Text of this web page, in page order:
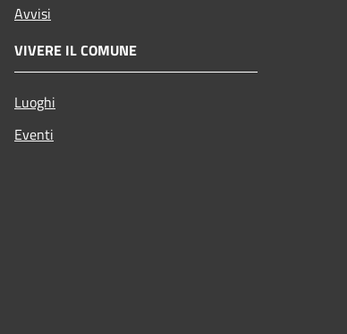
Avvisi
VIVERE IL COMUNE
Luoghi
Eventi